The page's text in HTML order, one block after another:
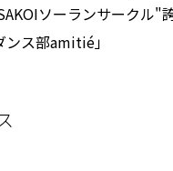
ソーランサークル"
ス部amitié」